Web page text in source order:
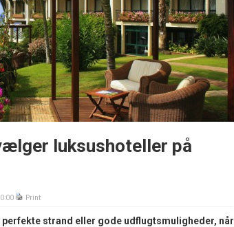
luksushoteller på
Print
strand eller gode udflugtsmuligheder, når